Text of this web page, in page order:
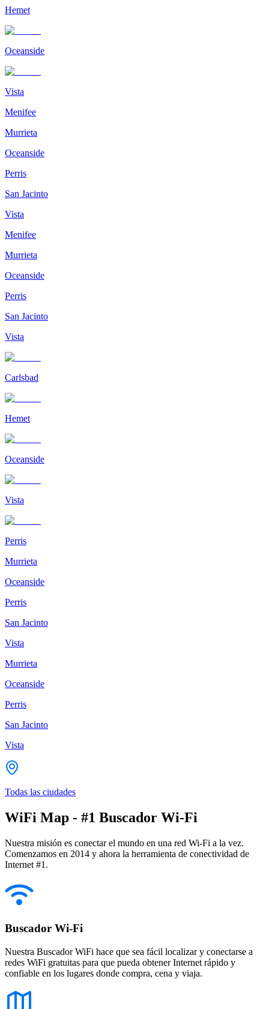
Hemet
Oceanside
Vista
Menifee
Murrieta
Oceanside
Perris
San Jacinto
Vista
Menifee
Murrieta
Oceanside
Perris
San Jacinto
Vista
Carlsbad
Hemet
Oceanside
Vista
Perris
Murrieta
Oceanside
Perris
San Jacinto
Vista
Murrieta
Oceanside
Perris
San Jacinto
Vista
Todas las ciudades
WiFi Map - #1 Buscador Wi-Fi
Nuestra misión es conectar el mundo en una red Wi-Fi a la vez.
Comenzamos en 2014 y ahora la herramienta de conectividad de
Internet #1.
Buscador Wi-Fi
Nuestra Buscador WiFi hace que sea fácil localizar y conectarse a
redes WiFi gratuitas para que pueda obtener Internet rápido y
confiable en los lugares donde compra, cena y viaja.